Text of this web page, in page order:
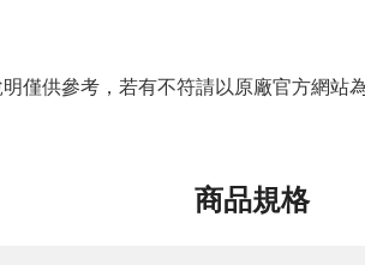
明僅供參考，若有不符請以原廠官方網站
商品規格